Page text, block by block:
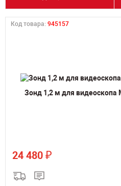
Код товара: 945157
Зонд 1,2 м для видеоскопа
24 480 ₽